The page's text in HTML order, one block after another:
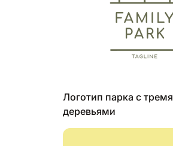
Логотип парка с тремя
деревьями